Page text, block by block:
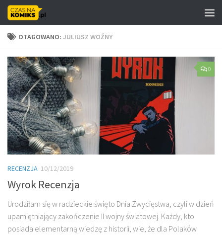
Skip to content
OTAGOWANO: JULIUSZ WOŹNY
0
RECENZJA 10/12/2019
Wyrok Recenzja
Urodziłam się w radzieckie święto Dnia Zwycięstwa, czyli w dzień
upamiętniający zakończenie II wojny światowej. Każdy, kto
posiada elementarną wiedzę z historii, wie, że dla Polaków